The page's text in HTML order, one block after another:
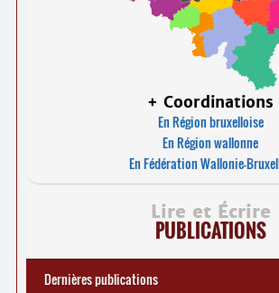
+ Coordinations
En Région bruxelloise
En Région wallonne
En Fédération Wallonie-
Lire et Écrire
PUBLICATIONS
Dernières publications